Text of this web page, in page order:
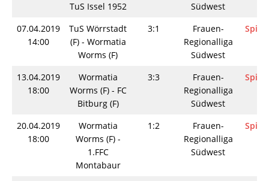
TuS Issel 1952
Südwest
07.04.2019
14:00
TuS Wörrstadt
(F) - Wormatia
Worms (F)
3:1
Frauen-
Regionalliga
Südwest
13.04.2019
18:00
Wormatia
Worms (F) - FC
Bitburg (F)
3:3
Frauen-
Regionalliga
Südwest
20.04.2019
18:00
Wormatia
Worms (F) -
1.FFC
Montabaur
1:2
Frauen-
Regionalliga
Südwest